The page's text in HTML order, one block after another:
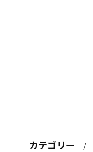
カテゴリー